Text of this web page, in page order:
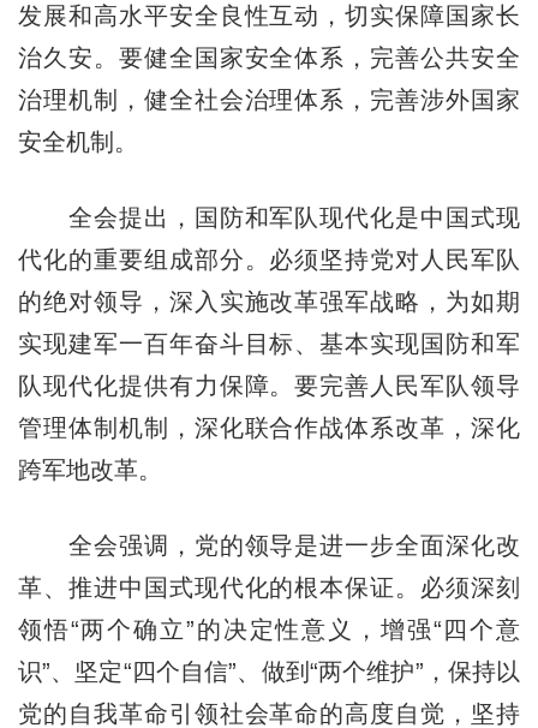
发展和高水平安全良性互动，切实保障国家长
治久安。要健全国家安全体系，完善公共安全
治理机制，健全社会治理体系，完善涉外国家
安全机制。
全会提出，国防和军队现代化是中国式现
代化的重要组成部分。必须坚持党对人民军队
的绝对领导，深入实施改革强军战略，为如期
实现建军一百年奋斗目标、基本实现国防和军
队现代化提供有力保障。要完善人民军队领导
管理体制机制，深化联合作战体系改革，深化
跨军地改革。
全会强调，党的领导是进一步全面深化改
革、推进中国式现代化的根本保证。必须深刻
领悟“两个确立”的决定性意义，增强“四个意
识”、坚定“四个自信”、做到“两个维护”，保持以
党的自我革命引领社会革命的高度自觉，坚持